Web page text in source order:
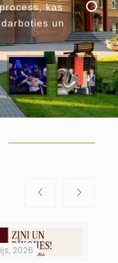
process, kas
darboties un
2026